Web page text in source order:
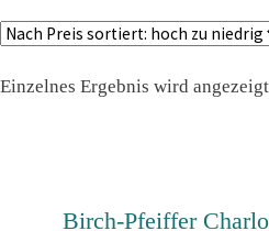
Einzelnes Ergebnis wird angezeigt
Birch-Pfeiffer